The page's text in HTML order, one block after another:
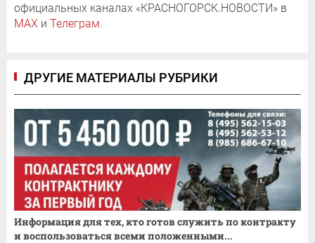
официальных каналах «КРАСНОГОРСК.НОВОСТИ» в
MAX и Телеграм.
ДРУГИЕ МАТЕРИАЛЫ РУБРИКИ
Информация для тех, кто готов служить по контракту
и воспользоваться всеми положенными...